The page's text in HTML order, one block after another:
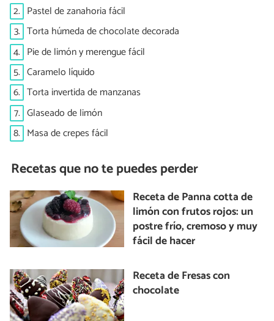
2. Pastel de zanahoria fácil
3. Torta húmeda de chocolate decorada
4. Pie de limón y merengue fácil
5. Caramelo líquido
6. Torta invertida de manzanas
7. Glaseado de limón
8. Masa de crepes fácil
Recetas que no te puedes perder
Receta de Panna cotta de
limón con frutos rojos: un
postre frío, cremoso y muy
fácil de hacer
Receta de Fresas con
chocolate